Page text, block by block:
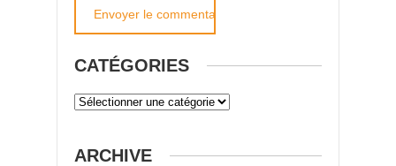
CATÉGORIES
ARCHIVE